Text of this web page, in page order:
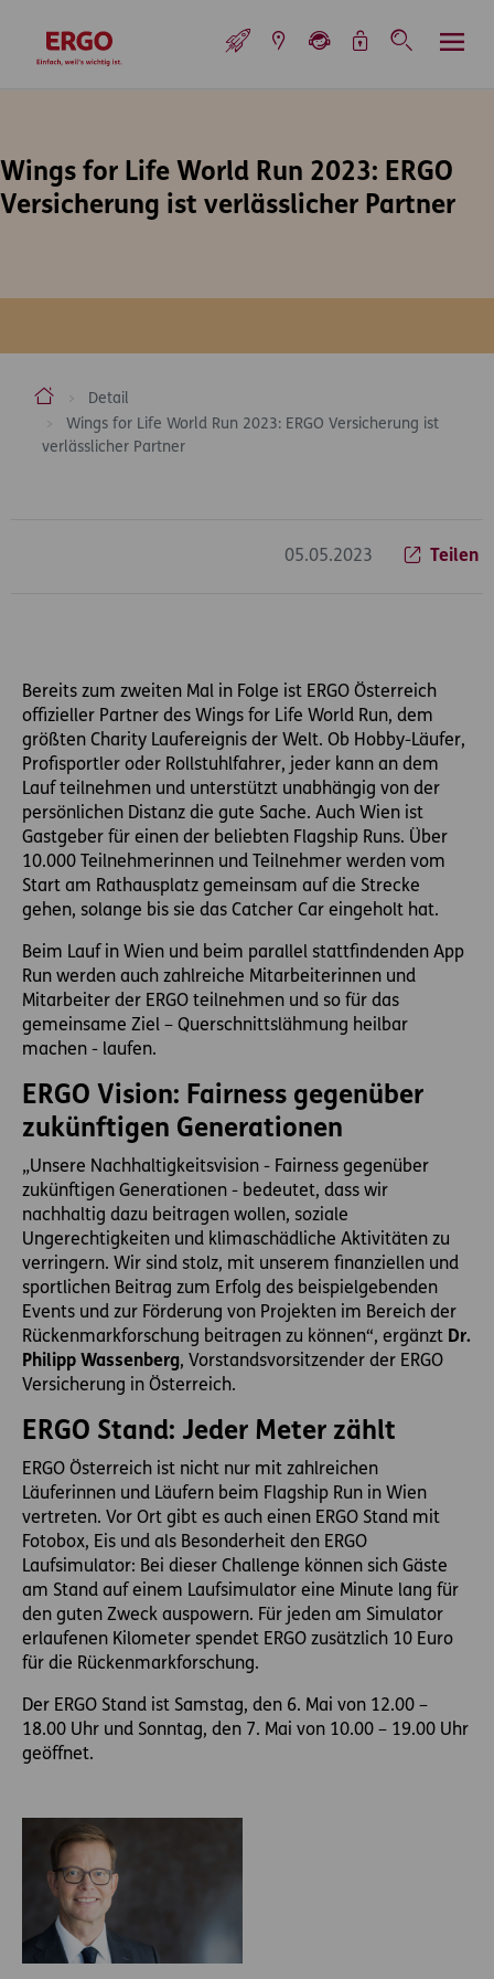
zur Startseite
Wings for Life World Run 2023: ERGO
Versicherung ist verlässlicher Partner
ERGO Versicherung Aktiengesellschaft
Detail
Wings for Life World Run 2023: ERGO Versicherung ist
verlässlicher Partner
05.05.2023 Teilen
Bereits zum zweiten Mal in Folge ist ERGO Österreich
offizieller Partner des Wings for Life World Run, dem
größten Charity Laufereignis der Welt. Ob Hobby-Läufer,
Profisportler oder Rollstuhlfahrer, jeder kann an dem
Lauf teilnehmen und unterstützt unabhängig von der
persönlichen Distanz die gute Sache. Auch Wien ist
Gastgeber für einen der beliebten Flagship Runs. Über
10.000 Teilnehmerinnen und Teilnehmer werden vom
Start am Rathausplatz gemeinsam auf die Strecke
gehen, solange bis sie das Catcher Car eingeholt hat.
Beim Lauf in Wien und beim parallel stattfindenden App
Run werden auch zahlreiche Mitarbeiterinnen und
Mitarbeiter der ERGO teilnehmen und so für das
gemeinsame Ziel – Querschnittslähmung heilbar
machen - laufen.
ERGO Vision: Fairness gegenüber
zukünftigen Generationen
„Unsere Nachhaltigkeitsvision - Fairness gegenüber
zukünftigen Generationen - bedeutet, dass wir
nachhaltig dazu beitragen wollen, soziale
Ungerechtigkeiten und klimaschädliche Aktivitäten zu
verringern. Wir sind stolz, mit unserem finanziellen und
sportlichen Beitrag zum Erfolg des beispielgebenden
Events und zur Förderung von Projekten im Bereich der
Rückenmarkforschung beitragen zu können“, ergänzt Dr.
Philipp Wassenberg, Vorstandsvorsitzender der ERGO
Versicherung in Österreich.
ERGO Stand: Jeder Meter zählt
ERGO Österreich ist nicht nur mit zahlreichen
Läuferinnen und Läufern beim Flagship Run in Wien
vertreten. Vor Ort gibt es auch einen ERGO Stand mit
Fotobox, Eis und als Besonderheit den ERGO
Laufsimulator: Bei dieser Challenge können sich Gäste
am Stand auf einem Laufsimulator eine Minute lang für
den guten Zweck auspowern. Für jeden am Simulator
erlaufenen Kilometer spendet ERGO zusätzlich 10 Euro
für die Rückenmarkforschung.
Der ERGO Stand ist Samstag, den 6. Mai von 12.00 –
18.00 Uhr und Sonntag, den 7. Mai von 10.00 – 19.00 Uhr
geöffnet.